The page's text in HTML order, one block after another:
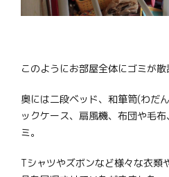
このようにお部屋全体にゴミが散
奥には二段ベッド、和箪笥(わだ
ックケース、扇風機、布団や毛
ミ。
Tシャツやズボンなど様々な衣類